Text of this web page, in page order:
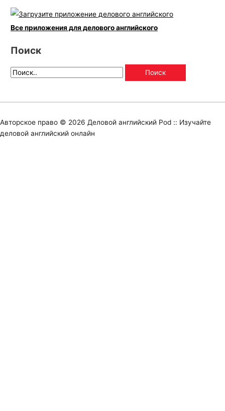
Все приложения для делового английского
Поиск
Авторское право © 2026 Деловой английский Pod :: Изучайте
деловой английский онлайн